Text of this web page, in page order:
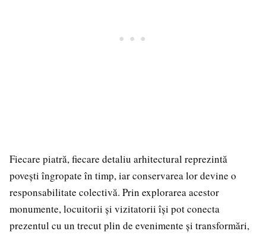
Fiecare piatră, fiecare detaliu arhitectural reprezintă
povești îngropate în timp, iar conservarea lor devine o
responsabilitate colectivă. Prin explorarea acestor
monumente, locuitorii și vizitatorii își pot conecta
prezentul cu un trecut plin de evenimente și transformări,